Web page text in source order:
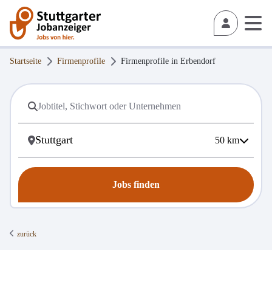
Startseite Firmenprofile Firmenprofile in Erbendorf
50 km
Jobs finden
zurück